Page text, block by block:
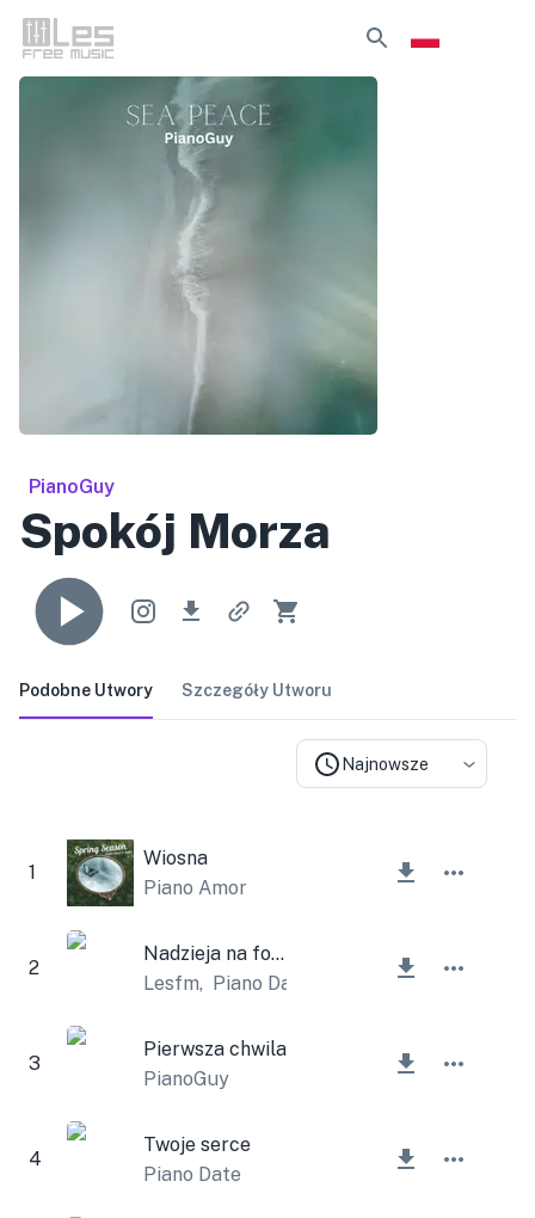
PianoGuy
Spokój Morza
Podobne Utwory Szczegóły Utworu
Najnowsze
1
Wiosna
Piano Amor
2
Nadzieja na fortepian
Lesfm, Piano Date
3
Pierwsza chwila
PianoGuy
4
Twoje serce
Piano Date